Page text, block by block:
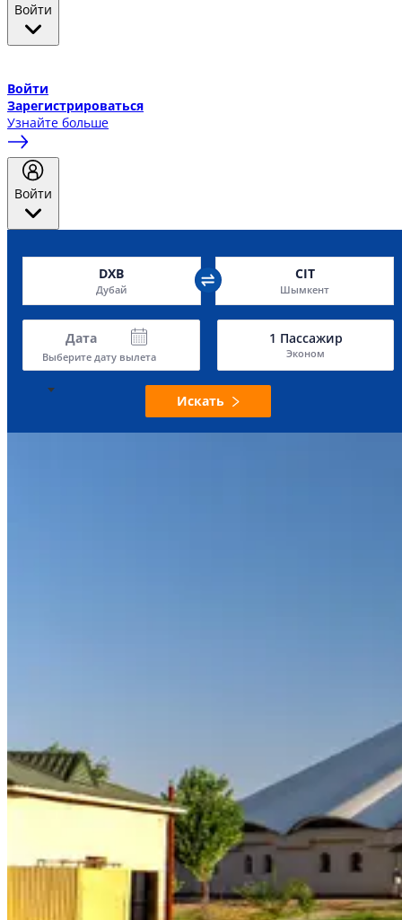
Войти
Войти
Зарегистрироваться
Узнайте больше
Войти
DXB
Дубай
CIT
Шымкент
Дата
Выберите дату вылета
1 Пассажир
Эконом
Искать